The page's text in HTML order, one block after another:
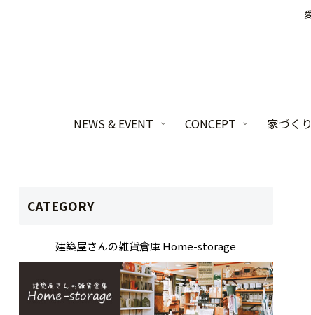
NEWS & EVENT CONCEPT 家づく
CATEGORY
建築屋さんの雑貨倉庫 Home-storage